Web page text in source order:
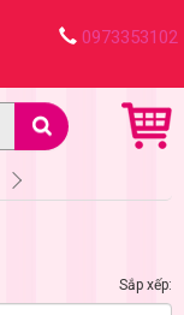
0973353102
Sắp xếp: